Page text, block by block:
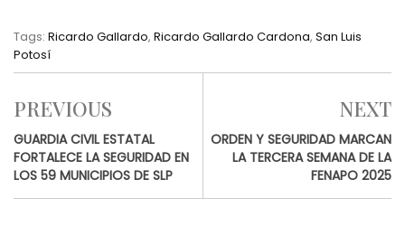
Tags: Ricardo Gallardo, Ricardo Gallardo Cardona, San Luis
Potosí
PREVIOUS
GUARDIA CIVIL ESTATAL
FORTALECE LA SEGURIDAD EN
LOS 59 MUNICIPIOS DE SLP
NEXT
ORDEN Y SEGURIDAD MARCAN
LA TERCERA SEMANA DE LA
FENAPO 2025